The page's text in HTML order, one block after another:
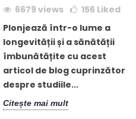
6679 views 156 Liked
Plonjează într-o lume a
longevității și a sănătății
îmbunătățite cu acest
articol de blog cuprinzător
despre studiile...
Citește mai mult